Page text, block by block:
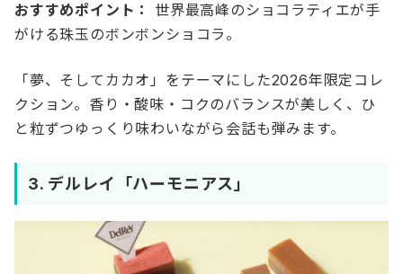
おすすめポイント：
世界最高峰のショコラティエが手
がける珠玉のボンボンショコラ。
「夢、そしてカカオ」をテーマにした2026年限定コレ
クション。香り・酸味・コクのバランスが美しく、ひ
と粒ずつゆっくり味わいながら会話も弾みます。
3. デルレイ「ハーモニアス」